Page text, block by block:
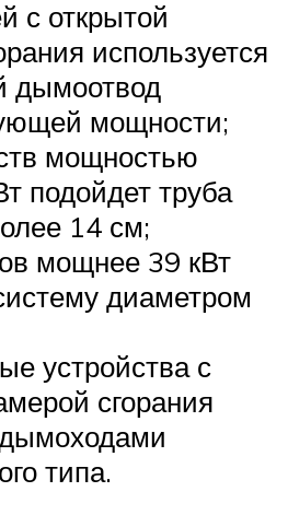
с открытой
используется
дымоотвод
мощности;
мощностью
подойдет труба
14 см;
мощнее 39 кВт
диаметром
устройства с
сгорания
типа.